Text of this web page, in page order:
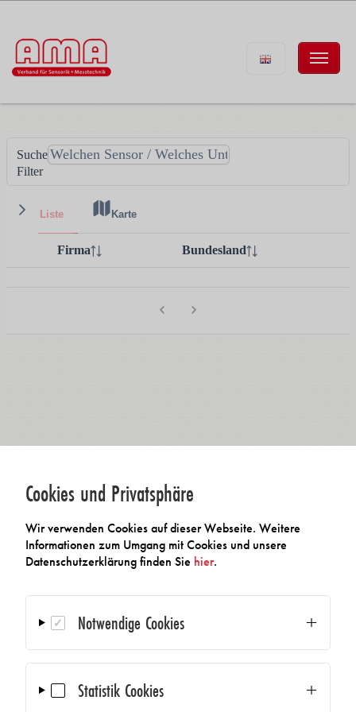
Cookies und Privatsphäre
Wir verwenden Cookies auf dieser Webseite. Weitere
Informationen zum Umgang mit Cookies und unsere
Datenschutzerklärung finden Sie hier.
Notwendige Cookies
Statistik Cookies